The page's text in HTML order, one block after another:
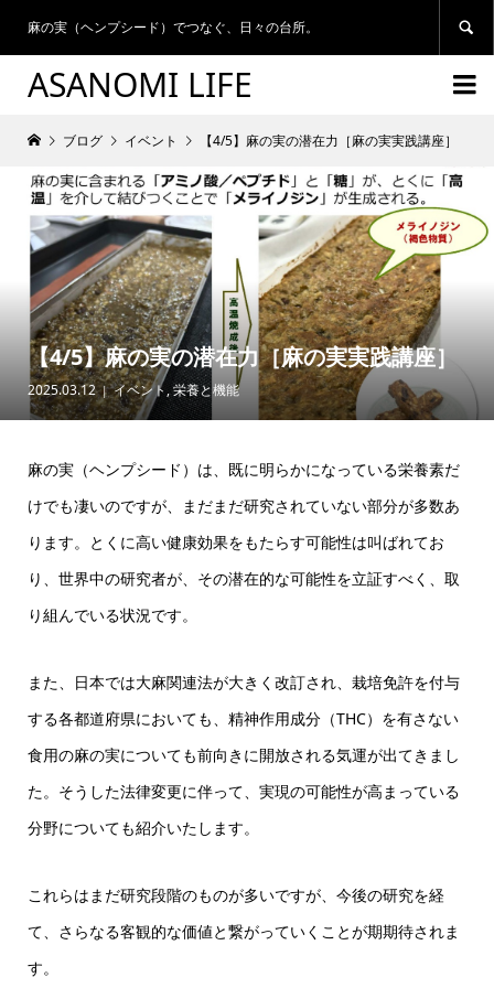
麻の実（ヘンプシード）でつなぐ、日々の台所。 
ASANOMI LIFE 
ブログ イベント 【4/5】麻の実の潜在力［麻の実実践講座］
【4/5】麻の実の潜在力［麻の実実践講座］
2025.03.12 イベント ,栄養と機能
麻の実（ヘンプシード）は、既に明らかになっている栄養素だ
けでも凄いのですが、まだまだ研究されていない部分が多数あ
ります。とくに高い健康効果をもたらす可能性は叫ばれてお
り、世界中の研究者が、その潜在的な可能性を立証すべく、取
り組んでいる状況です。
また、日本では大麻関連法が大きく改訂され、栽培免許を付与
する各都道府県においても、精神作用成分（THC）を有さない
食用の麻の実についても前向きに開放される気運が出てきまし
た。そうした法律変更に伴って、実現の可能性が高まっている
分野についても紹介いたします。
これらはまだ研究段階のものが多いですが、今後の研究を経
て、さらなる客観的な価値と繋がっていくことが期期待されま
す。